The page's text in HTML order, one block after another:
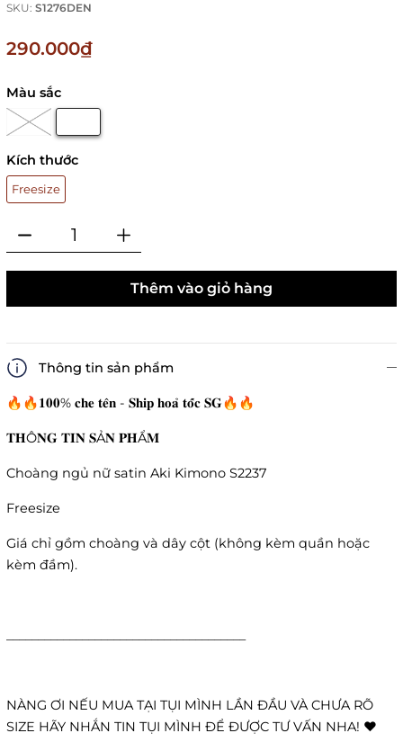
SKU: S1276DEN
290.000₫
Màu sắc
Kích thước
Freesize
Thêm vào giỏ hàng
Thông tin sản phẩm
🔥🔥𝟏𝟎𝟎% 𝐜𝐡𝐞 𝐭𝐞̂𝐧 - 𝐒𝐡𝐢𝐩 𝐡𝐨𝐚̉ 𝐭𝐨̂́𝐜 𝐒𝐆🔥🔥
𝐓𝐇Ô𝐍𝐆 𝐓𝐈𝐍 𝐒Ả𝐍 𝐏𝐇Ẩ𝐌
Choàng ngủ nữ satin Aki Kimono S2237
Freesize
Giá chỉ gồm choàng và dây cột (không kèm quần hoặc
kèm đầm).
NÀNG ƠI NẾU MUA TẠI TỤI MÌNH LẦN ĐẦU VÀ CHƯA RÕ
SIZE HÃY NHẮN TIN TỤI MÌNH ĐỂ ĐƯỢC TƯ VẤN NHA! ❤️